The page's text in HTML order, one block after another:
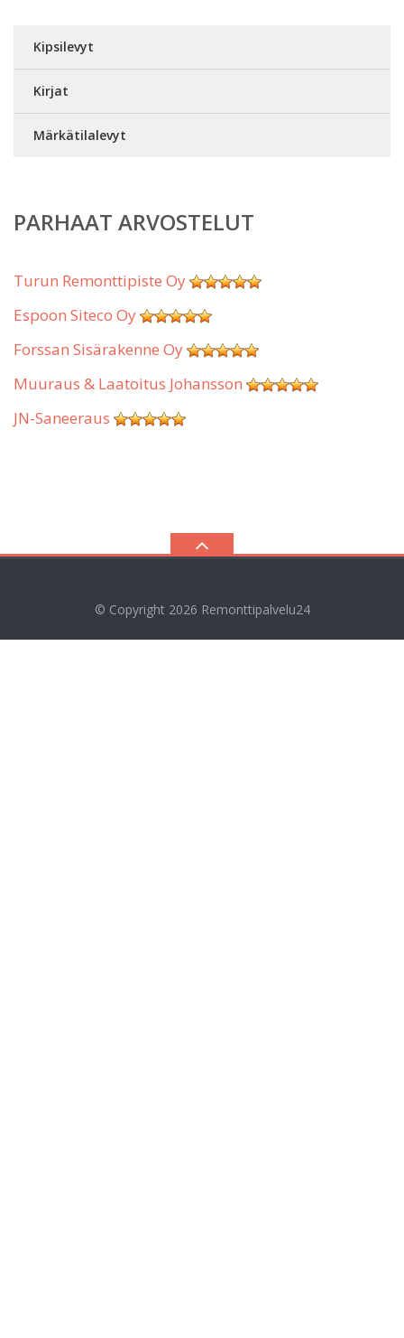
Kipsilevyt
Kirjat
Märkätilalevyt
PARHAAT ARVOSTELUT
Turun Remonttipiste Oy
Espoon Siteco Oy
Forssan Sisärakenne Oy
Muuraus & Laatoitus Johansson
JN-Saneeraus
© Copyright 2026 Remonttipalvelu24